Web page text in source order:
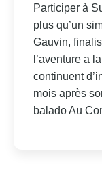
Participer à
plus qu’un
Gauvin,
l’aventure a
continuent
mois après
balado Au